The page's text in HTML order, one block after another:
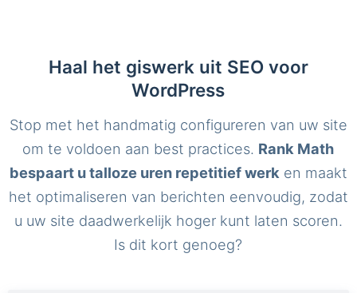
Haal het giswerk uit SEO voor
WordPress
Stop met het handmatig configureren van uw site
om te voldoen aan best practices. Rank Math
bespaart u talloze uren repetitief werk en maakt
het optimaliseren van berichten eenvoudig, zodat
u uw site daadwerkelijk hoger kunt laten scoren.
Is dit kort genoeg?